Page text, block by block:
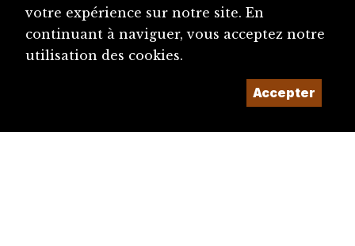
votre expérience sur notre site. En
continuant à naviguer, vous acceptez notre
utilisation des cookies.
Accepter